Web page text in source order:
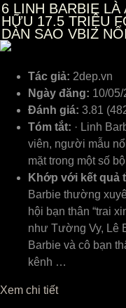
6 LINH BARBIE
HỮU 17.5 TRIỆU
DÀN SAO VBIZ
Tác giả: 2dep.vn
Ngày đăng: 10/05/
Đánh giá: 3.81
Tóm tắt: · Linh
viên, người mẫu
mặt trong một số
Khớp với kết quả
Barbie thường
hội bạn thân “trai
như Tường Vy, Lê
Barbie và cô bạn
kênh …
Xem chi tiết